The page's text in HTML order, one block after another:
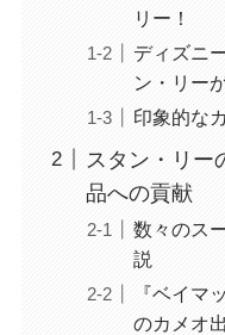
リー！
ディズニ
ン・リー
印象的な
スタン・リー
品への貢献
数々のス
説
『ベイマ
のカメオ